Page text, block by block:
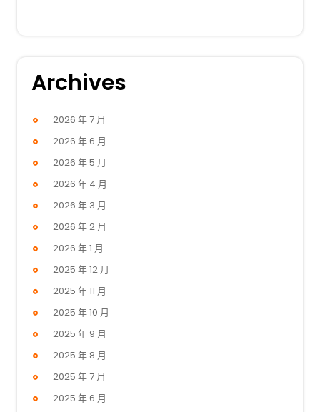
Archives
2026 年 7 月
2026 年 6 月
2026 年 5 月
2026 年 4 月
2026 年 3 月
2026 年 2 月
2026 年 1 月
2025 年 12 月
2025 年 11 月
2025 年 10 月
2025 年 9 月
2025 年 8 月
2025 年 7 月
2025 年 6 月